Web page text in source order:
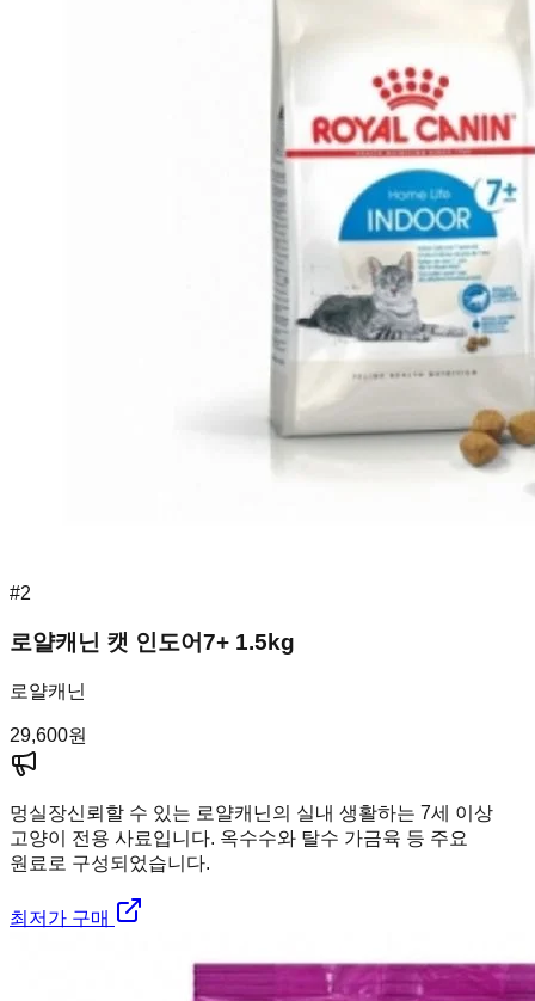
#2
로얄캐닌 캣 인도어7+ 1.5kg
로얄캐닌
29,600원
멍실장신뢰할 수 있는 로얄캐닌의 실내 생활하는 7세 이상
고양이 전용 사료입니다. 옥수수와 탈수 가금육 등 주요
원료로 구성되었습니다.
최저가 구매